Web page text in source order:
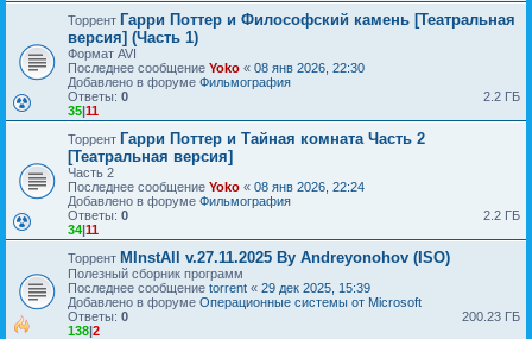
Торрент Гарри Поттер и Философский камень [Театральная
версия] (Часть 1)
Формат AVI
Последнее сообщение Yoko « 08 янв 2026, 22:30
Добавлено в форуме Фильмография
Ответы: 0
35|11
2.2 ГБ
Торрент Гарри Поттер и Тайная комната Часть 2
[Театральная версия]
Часть 2
Последнее сообщение Yoko « 08 янв 2026, 22:24
Добавлено в форуме Фильмография
Ответы: 0
34|11
2.2 ГБ
Торрент MInstAll v.27.11.2025 By Andreyonohov (ISO)
Полезный сборник программ
Последнее сообщение torrent « 29 дек 2025, 15:39
Добавлено в форуме Операционные системы от Microsoft
Ответы: 0
138|2
200.23 ГБ